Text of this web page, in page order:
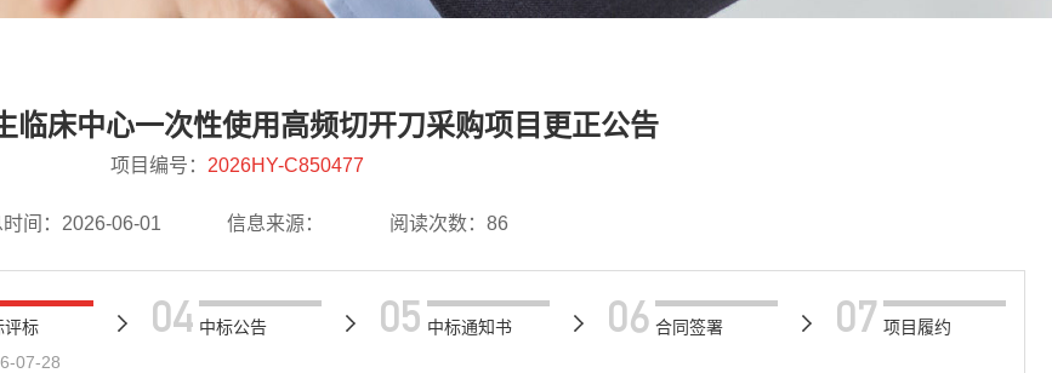
临床中心一次性使用高频切开刀采购项目更正公告
项目编号： 2026HY-C850477
间： 2026-06-01 信息来源： 阅读次数： 86
评标
07-28
04 中标公告 05 中标通知书 06 合同签署 07 项目履约